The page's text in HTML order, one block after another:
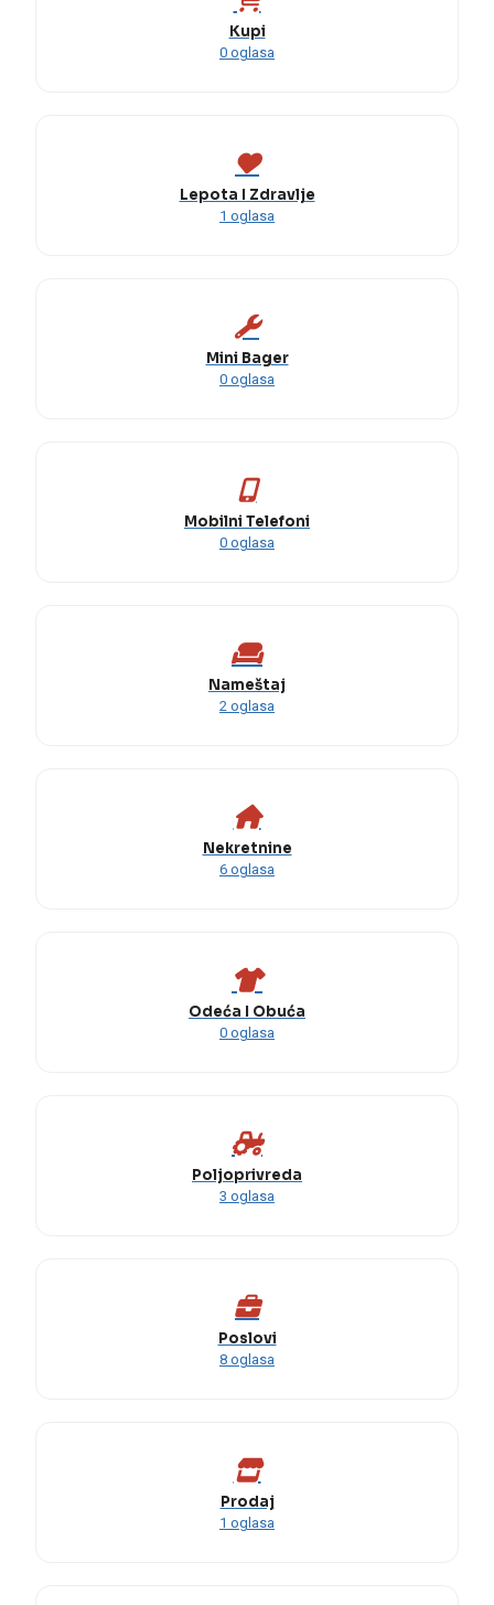
Kupi
0 oglasa
Lepota I Zdravlje
1 oglasa
Mini Bager
0 oglasa
Mobilni Telefoni
0 oglasa
Nameštaj
2 oglasa
Nekretnine
6 oglasa
Odeća I Obuća
0 oglasa
Poljoprivreda
3 oglasa
Poslovi
8 oglasa
Prodaj
1 oglasa